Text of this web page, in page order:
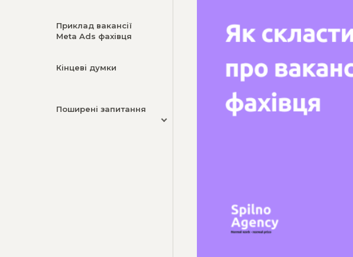
Приклад вакансії
Meta Ads фахівця
Кінцеві думки
Поширені запитання